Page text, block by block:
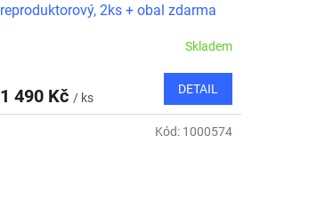
reproduktorový, 2ks + obal zdarma
Skladem
1 490 Kč / ks
DETAIL
Kód: 1000574